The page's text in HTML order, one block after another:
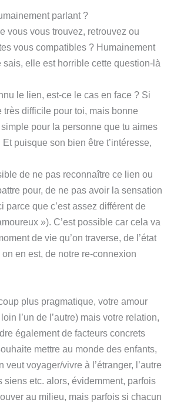
parlant ?
vous vous trouvez, retrouvez ou
vous compatibles ? Humainement
sais, elle est horrible cette question-là
le lien, est-ce le cas en face ? Si
très difficile pour toi, mais bonne
pour la personne que tu aimes
puisque son bien être t’intéresse,
de ne pas reconnaître ce lien ou
pour, de ne pas avoir la sensation
parce que c’est assez différent de
»). C’est possible car cela va
de vie qu’on traverse, de l’état
en est, de notre re-connexion
plus pragmatique, votre amour
l’un de l’autre) mais votre relation,
également de facteurs concrets
mettre au monde des enfants,
veut voyager/vivre à l’étranger, l’autre
siens etc. alors, évidemment, parfois
au milieu, mais parfois si chacun